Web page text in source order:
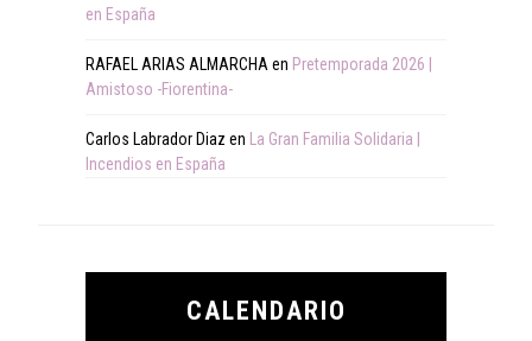
en España
RAFAEL ARIAS ALMARCHA en Pretemporada 2026 |
Amistoso -Fiorentina-
Carlos Labrador Diaz en
La Gran Familia Solidaria |
Incendios en España
CALENDARIO